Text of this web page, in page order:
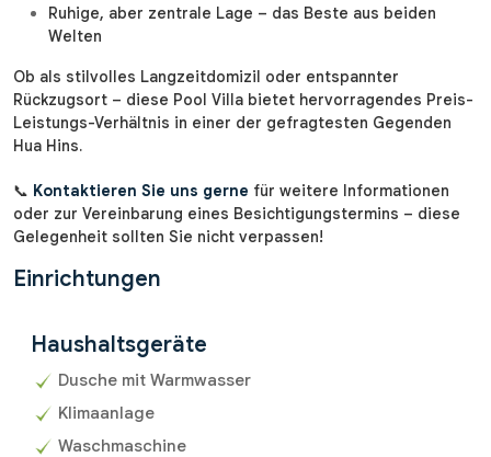
Ruhige, aber zentrale Lage – das Beste aus beiden
Welten
Ob als stilvolles Langzeitdomizil oder entspannter
Rückzugsort – diese Pool Villa bietet hervorragendes Preis-
Leistungs-Verhältnis in einer der gefragtesten Gegenden
Hua Hins.
📞 Kontaktieren Sie uns gerne für weitere Informationen
oder zur Vereinbarung eines Besichtigungstermins – diese
Gelegenheit sollten Sie nicht verpassen!
Einrichtungen
Haushaltsgeräte
Dusche mit Warmwasser
Klimaanlage
Waschmaschine